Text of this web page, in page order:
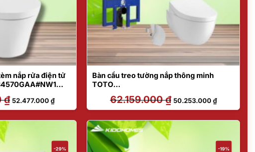
nắp rửa điện tử
₫ Giá
gốc
là:
52.477.000₫Giá
hiện
tại
52.477.000 ₫.
Bàn cầu treo tường nắp thông minh
TOTO
WH172AT/TCA465/MB174P#SS
62.159.000₫ Giá
gốc
là:
50.253.000₫Giá
hiện
tại
50.253.000
-29% -19%